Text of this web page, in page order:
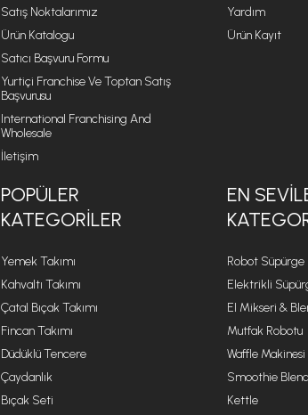
Satış Noktalarımız
Ürün Katalogu
Satıcı Başvuru Formu
Yurtiçi Franchise Ve Toptan Satış
Başvurusu
International Franchising And
Wholesale
İletişim
Yardım
Ürün Kayıt
POPÜLER
KATEGORILER
Yemek Takımı
Kahvaltı Takımı
Çatal Bıçak Takımı
Fincan Takımı
Düdüklü Tencere
Çaydanlık
Bıçak Seti
EN
Robot Süpürge
Elektrikli
El Mikseri &
Mutfak Robotu
Waffle Makinesi
Smoothie
Kettle